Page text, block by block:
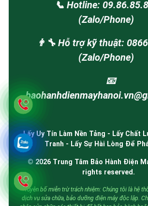
📞 Hotline:
(Zalo/Phone)
👨‍🔧 Hỗ trợ kỹ thuật:
(Zalo/Phone)
📧
Lấy Uy Tín Làm Nền Tảng - Lấy Chất
Tranh - Lấy Sự Hài Lòng Để
© 2026 Trung Tâm Bảo Hành Điện
rights reserved.
Tuyên bố miễn trừ trách nhiệm: Chúng tôi là hệ
dịch vụ sửa chữa, bảo dưỡng điện máy độc lập.